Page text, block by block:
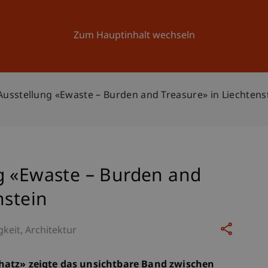
Zum Hauptinhalt wechseln
Universität Aktuelles
«Ewaste – Burden and Treasure» in
– Burden and
Architektur
zeigte das unsichtbare Band zwischen